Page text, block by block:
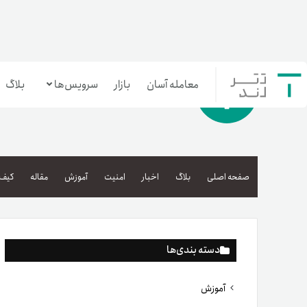
معامله آسان بازار سرویس‌ها
بازار تترلند
سرمایه‌گذاری آسان
بلاگ
صفحه اصلی بلاگ اخبار امنیت آموزش مقاله
دسته بندی‌ها
آموزش